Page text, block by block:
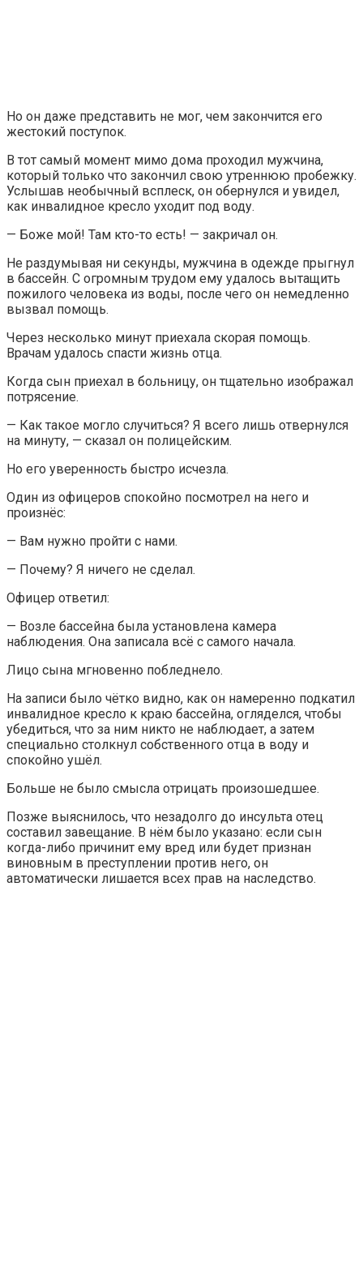
Но он даже представить не мог, чем закончится его
жестокий поступок.
В тот самый момент мимо дома проходил мужчина,
который только что закончил свою утреннюю пробежку.
Услышав необычный всплеск, он обернулся и увидел,
как инвалидное кресло уходит под воду.
— Боже мой! Там кто-то есть! — закричал он.
Не раздумывая ни секунды, мужчина в одежде прыгнул
в бассейн. С огромным трудом ему удалось вытащить
пожилого человека из воды, после чего он немедленно
вызвал помощь.
Через несколько минут приехала скорая помощь.
Врачам удалось спасти жизнь отца.
Когда сын приехал в больницу, он тщательно изображал
потрясение.
— Как такое могло случиться? Я всего лишь отвернулся
на минуту, — сказал он полицейским.
Но его уверенность быстро исчезла.
Один из офицеров спокойно посмотрел на него и
произнёс:
— Вам нужно пройти с нами.
— Почему? Я ничего не сделал.
Офицер ответил:
— Возле бассейна была установлена камера
наблюдения. Она записала всё с самого начала.
Лицо сына мгновенно побледнело.
На записи было чётко видно, как он намеренно подкатил
инвалидное кресло к краю бассейна, огляделся, чтобы
убедиться, что за ним никто не наблюдает, а затем
специально столкнул собственного отца в воду и
спокойно ушёл.
Больше не было смысла отрицать произошедшее.
Позже выяснилось, что незадолго до инсульта отец
составил завещание. В нём было указано: если сын
когда-либо причинит ему вред или будет признан
виновным в преступлении против него, он
автоматически лишается всех прав на наследство.